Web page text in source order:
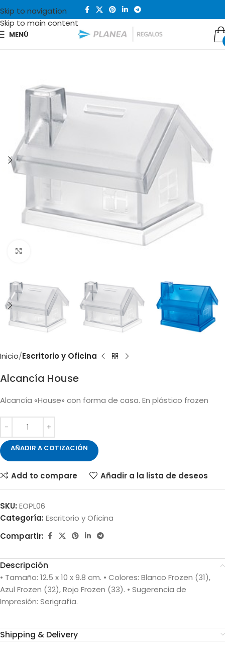
Skip to navigation
Skip to main content
MENÚ
Inicio Escritorio y Oficina
Alcancía House
Alcancía «House» con forma de casa. En plástico frozen
AÑADIR A COTIZACIÓN
Add to compare Añadir a la lista de deseos
SKU: EOPL06
Categoría: Escritorio y Oficina
Compartir:
Descripción
• Tamaño: 12.5 x 10 x 9.8 cm. • Colores: Blanco Frozen (31),
Azul Frozen (32), Rojo Frozen (33). • Sugerencia de
Impresión: Serigrafía.
Shipping & Delivery